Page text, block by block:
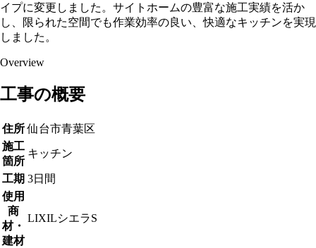
イプに変更しました。サイトホームの豊富な施工実績を活か
し、限られた空間でも作業効率の良い、快適なキッチンを実現
しました。
Overview
工事の概要
住所 仙台市青葉区
施工
箇所
キッチン
工期 3日間
使用
商
材・
建材
LIXILシエラS